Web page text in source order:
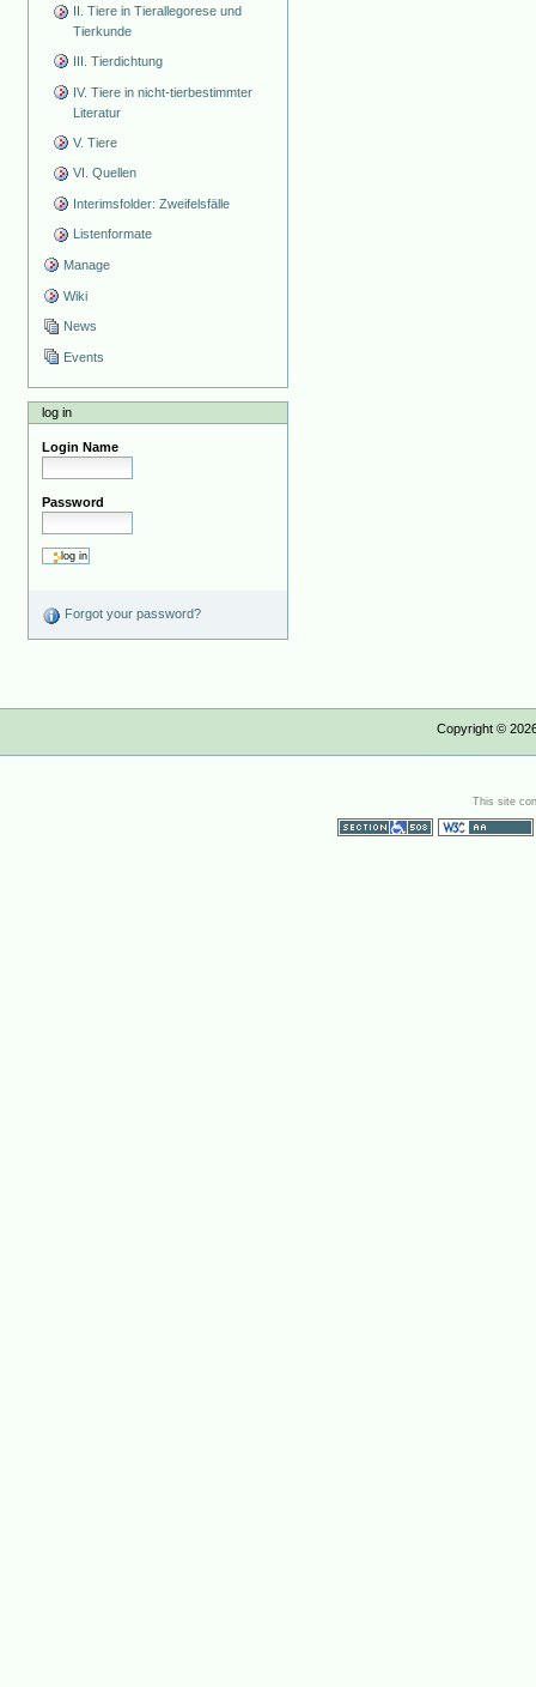
II. Tiere in Tierallegorese und
Tierkunde
III. Tierdichtung
IV. Tiere in nicht-tierbestimmter
Literatur
V. Tiere
VI. Quellen
Interimsfolder: Zweifelsfälle
Listenformate
Manage
Wiki
News
Events
log in
Login Name
Password
Forgot your password?
Copyright ©
This site